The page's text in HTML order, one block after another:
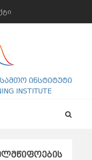
ინსტიტუტი
INSTITUTE